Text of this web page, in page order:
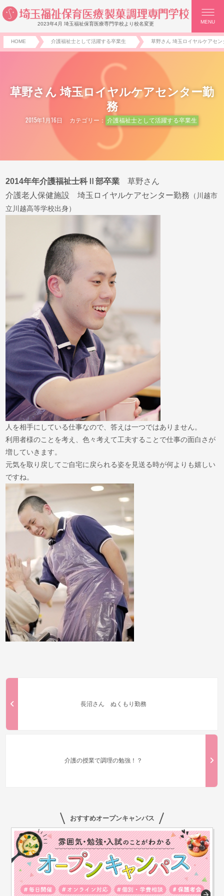
2023年4月 埼玉福祉保育医療専門学校より校名変更 MENU
HOME 介護福祉士として活躍する卒業生 草野さん 埼玉ロイヤルケアセン
草野さん 埼玉ロイヤルケアセンター勤
務
2015年1月16日 カテゴリー： 介護福祉士として活躍する卒業生
2014年年介護福祉士科Ⅱ部卒業 草野さん
介護老人保健施設 埼玉ロイヤルケアセンター勤務 （川越市
立川越高等学校出身）
人を相手にしている仕事なので、答えは一つではありません。
利用者様のことを考え、色々考えて工夫することで仕事の面白さが
増していきます。
元気を取り戻してご自宅に戻られる姿を見送る時が何よりも嬉しい
ですね。
長沼さん ぬくもり勤務
介護の授業で調理の勉強！？
おすすめオープンキャンパス